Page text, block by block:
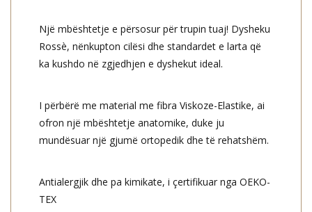
Një mbështetje e përsosur për trupin tuaj! Dysheku
Rossè, nënkupton cilësi dhe standardet e larta që
ka kushdo në zgjedhjen e dyshekut ideal.
I përbërë me material me fibra Viskoze-Elastike, ai
ofron një mbështetje anatomike, duke ju
mundësuar një gjumë ortopedik dhe të rehatshëm.
Antialergjik dhe pa kimikate, i çertifikuar nga OEKO-
TEX